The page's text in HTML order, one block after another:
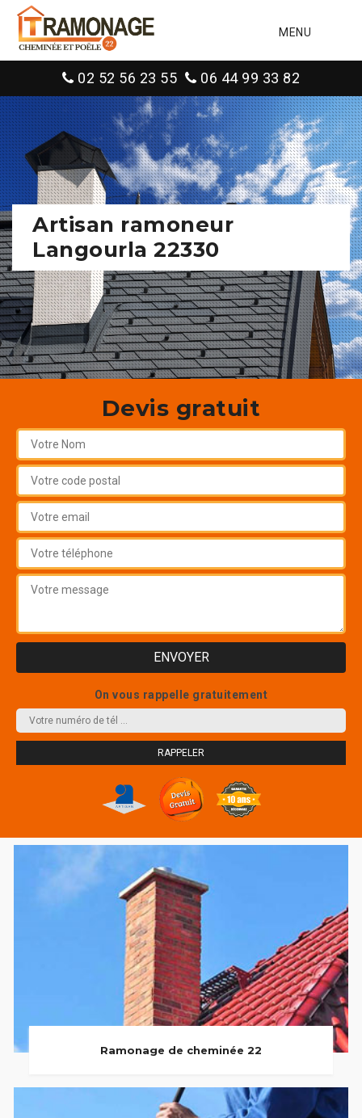
MENU
02 52 56 23 55 06 44 99 33 82
Artisan ramoneur
Langourla 22330
Devis gratuit
On vous rappelle gratuitement
Ramonage de cheminée 22